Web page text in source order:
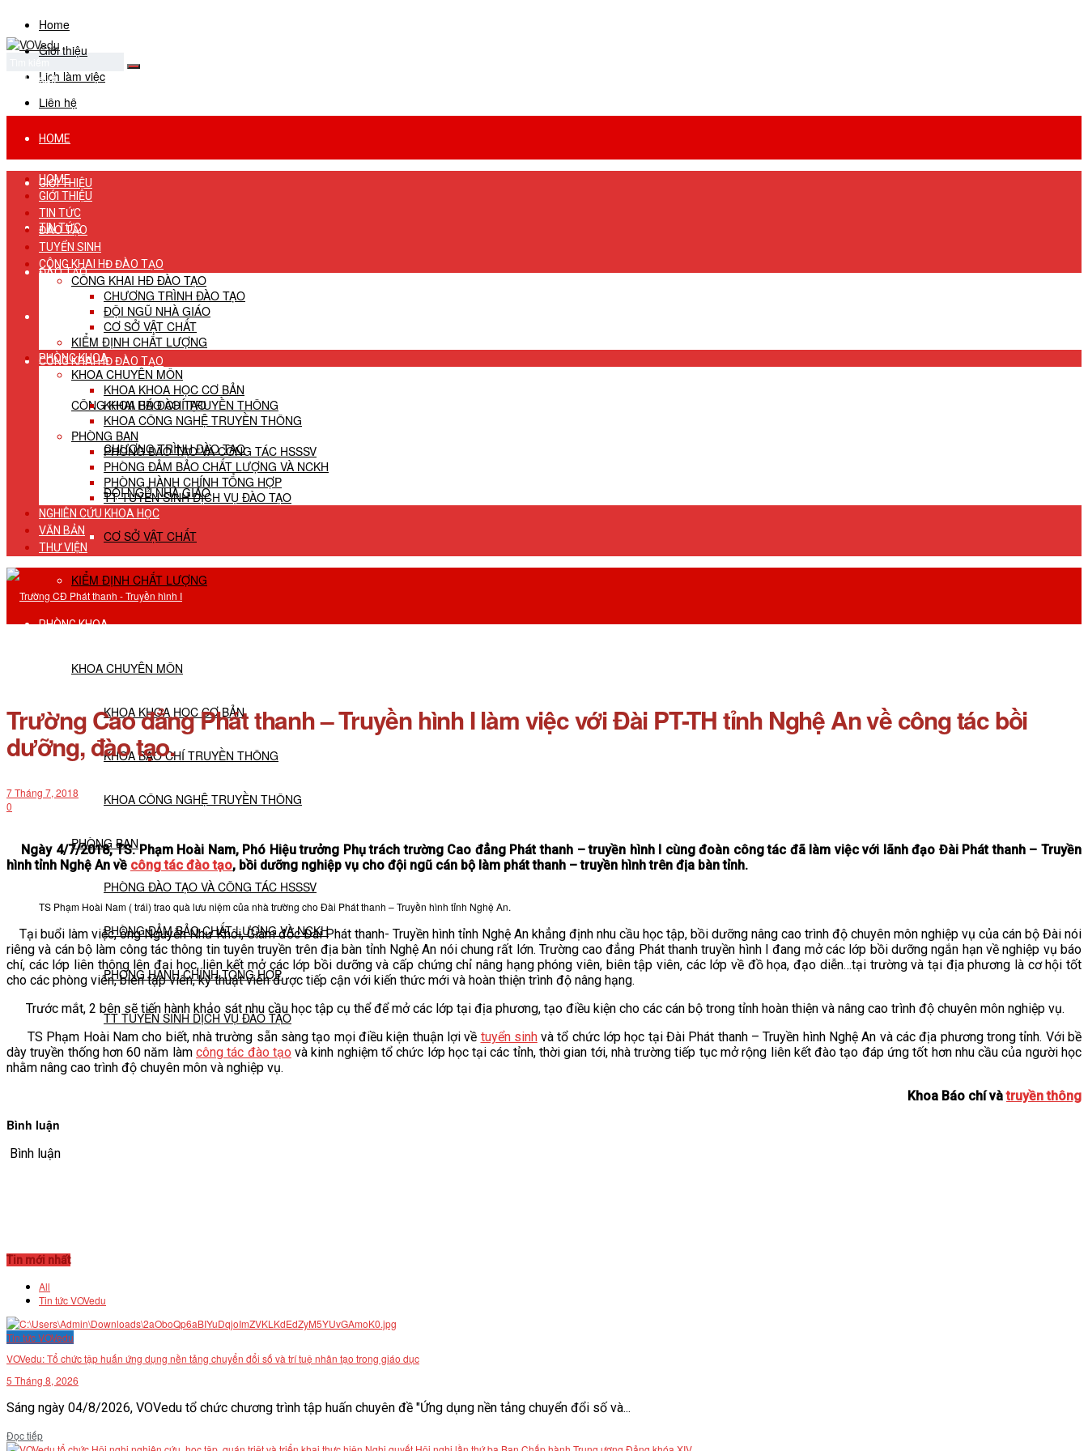
Home
Giới thiệu
Lịch làm việc
Liên hệ
No Result
View All Result
HOME
GIỚI THIỆU
TIN TỨC
ĐÀO TẠO
TUYỂN SINH
CÔNG KHAI HĐ ĐÀO TẠO
CÔNG KHAI HĐ ĐÀO TẠO
CHƯƠNG TRÌNH ĐÀO TẠO
ĐỘI NGŨ NHÀ GIÁO
CƠ SỞ VẬT CHẤT
KIỂM ĐỊNH CHẤT LƯỢNG
PHÒNG KHOA
KHOA CHUYÊN MÔN
KHOA KHOA HỌC CƠ BẢN
KHOA BÁO CHÍ TRUYỀN THÔNG
KHOA CÔNG NGHỆ TRUYỀN THÔNG
PHÒNG BAN
PHÒNG ĐÀO TẠO VÀ CÔNG TÁC HSSSV
PHÒNG ĐẢM BẢO CHẤT LƯỢNG VÀ NCKH
PHÒNG HÀNH CHÍNH TỔNG HỢP
TT TUYỂN SINH DỊCH VỤ ĐÀO TẠO
NGHIÊN CỨU KHOA HỌC
THƯ VIỆN
HOME
GIỚI THIỆU
TIN TỨC
ĐÀO TẠO
TUYỂN SINH
CÔNG KHAI HĐ ĐÀO TẠO
CÔNG KHAI HĐ ĐÀO TẠO
CHƯƠNG TRÌNH ĐÀO TẠO
ĐỘI NGŨ NHÀ GIÁO
CƠ SỞ VẬT CHẤT
KIỂM ĐỊNH CHẤT LƯỢNG
PHÒNG KHOA
KHOA CHUYÊN MÔN
KHOA KHOA HỌC CƠ BẢN
KHOA BÁO CHÍ TRUYỀN THÔNG
KHOA CÔNG NGHỆ TRUYỀN THÔNG
PHÒNG BAN
PHÒNG ĐÀO TẠO VÀ CÔNG TÁC HSSSV
PHÒNG ĐẢM BẢO CHẤT LƯỢNG VÀ NCKH
PHÒNG HÀNH CHÍNH TỔNG HỢP
TT TUYỂN SINH DỊCH VỤ ĐÀO TẠO
NGHIÊN CỨU KHOA HỌC
VĂN BẢN
THƯ VIỆN
Trường Cao đẳng Phát thanh – Truyền hình I làm việc với Đài PT-TH tỉnh Nghệ An về công tác bồi
dưỡng, đào tạo.
7 Tháng 7, 2018
0
Ngày 4/7/2018, TS. Phạm Hoài Nam, Phó Hiệu trưởng Phụ trách trường Cao đẳng Phát thanh – truyền hình I cùng đoàn công tác đã làm việc với lãnh đạo Đài Phát thanh – Truyền
hình tỉnh Nghệ An về công tác đào tạo, bồi dưỡng nghiệp vụ cho đội ngũ cán bộ làm phát thanh – truyền hình trên địa bàn tỉnh.
TS Phạm Hoài Nam ( trái) trao quà lưu niệm của nhà trường cho Đài Phát thanh – Truyền hình tỉnh Nghệ An.
Tại buổi làm việc, ông Nguyễn Như Khôi, Giám đốc Đài Phát thanh- Truyền hình tỉnh Nghệ An khẳng định nhu cầu học tập, bồi dưỡng nâng cao trình độ chuyên môn nghiệp vụ của cán bộ Đài nói
riêng và cán bộ làm công tác thông tin tuyên truyền trên địa bàn tỉnh Nghệ An nói chung rất lớn. Trường cao đẳng Phát thanh truyền hình I đang mở các lớp bồi dưỡng ngắn hạn về nghiệp vụ báo
chí, các lớp liên thông lên đại học, liên kết mở các lớp bồi dưỡng và cấp chứng chỉ nâng hạng phóng viên, biên tập viên, các lớp về đồ họa, đạo diễn…tại trường và tại địa phương là cơ hội tốt
cho các phòng viên, biên tập viên, kỹ thuật viên được tiếp cận với kiến thức mới và hoàn thiện trình độ nâng hạng.
Trước mắt, 2 bên sẽ tiến hành khảo sát nhu cầu học tập cụ thể để mở các lớp tại địa phương, tạo điều kiện cho các cán bộ trong tỉnh hoàn thiện và nâng cao trình độ chuyên môn nghiệp vụ.
TS Phạm Hoài Nam cho biết, nhà trường sẵn sàng tạo mọi điều kiện thuận lợi về tuyển sinhvà tổ chức lớp học tại Đài Phát thanh – Truyền hình Nghệ An và các địa phương trong tỉnh. Với bề
dày truyền thống hơn 60 năm làm công tác đào tạo và kinh nghiệm tổ chức lớp học tại các tỉnh, thời gian tới, nhà trường tiếp tục mở rộng liên kết đào tạo đáp ứng tốt hơn nhu cầu của người học
nhằm nâng cao trình độ chuyên môn và nghiệp vụ.
Khoa Báo chí vàtruyền thông
Bình luận
Bình luận
Tin mới nhất
All
Tin tức VOVedu
Tin tức VOVedu
VOVedu: Tổ chức tập huấn ứng dụng nền tảng chuyển đổi số và trí tuệ nhân tạo trong giáo dục
5 Tháng 8, 2026
Sáng ngày 04/8/2026, VOVedu tổ chức chương trình tập huấn chuyên đề "Ứng dụng nền tảng chuyển đổi số và...
Đọc tiếpDetails